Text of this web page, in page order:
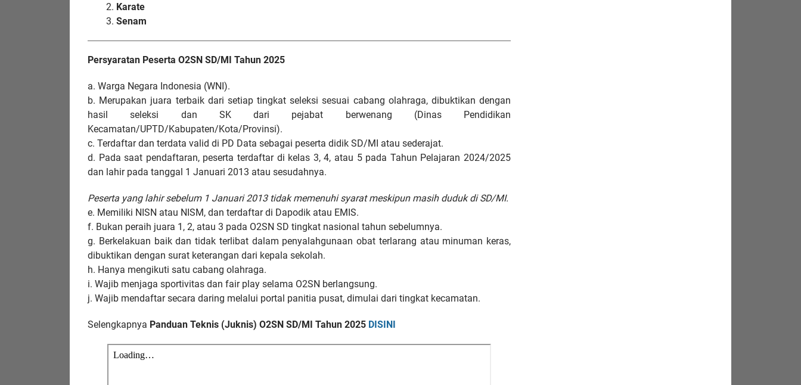
Karate
Senam
Persyaratan Peserta O2SN SD/MI Tahun 2025
a. Warga Negara Indonesia (WNI).
b. Merupakan juara terbaik dari setiap tingkat seleksi sesuai cabang olahraga, dibuktikan dengan
hasil seleksi dan SK dari pejabat berwenang (Dinas Pendidikan
Kecamatan/UPTD/Kabupaten/Kota/Provinsi).
c. Terdaftar dan terdata valid di PD Data sebagai peserta didik SD/MI atau sederajat.
d. Pada saat pendaftaran, peserta terdaftar di kelas 3, 4, atau 5 pada Tahun Pelajaran 2024/2025
dan lahir pada tanggal 1 Januari 2013 atau sesudahnya.
Peserta yang lahir sebelum 1 Januari 2013 tidak memenuhi syarat meskipun masih duduk di SD/MI.
e. Memiliki NISN atau NISM, dan terdaftar di Dapodik atau EMIS.
f. Bukan peraih juara 1, 2, atau 3 pada O2SN SD tingkat nasional tahun sebelumnya.
g. Berkelakuan baik dan tidak terlibat dalam penyalahgunaan obat terlarang atau minuman keras,
dibuktikan dengan surat keterangan dari kepala sekolah.
h. Hanya mengikuti satu cabang olahraga.
i. Wajib menjaga sportivitas dan fair play selama O2SN berlangsung.
j. Wajib mendaftar secara daring melalui portal panitia pusat, dimulai dari tingkat kecamatan.
Selengkapnya Panduan Teknis (Juknis) O2SN SD/MI Tahun 2025 DISINI